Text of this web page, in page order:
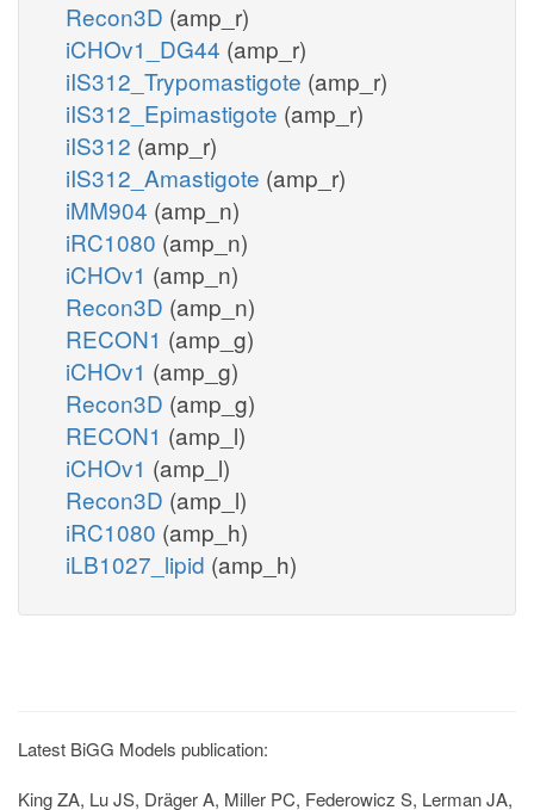
Recon3D (amp_r)
iCHOv1_DG44 (amp_r)
iIS312_Trypomastigote (amp_r)
iIS312_Epimastigote (amp_r)
iIS312 (amp_r)
iIS312_Amastigote (amp_r)
iMM904 (amp_n)
iRC1080 (amp_n)
iCHOv1 (amp_n)
Recon3D (amp_n)
RECON1 (amp_g)
iCHOv1 (amp_g)
Recon3D (amp_g)
RECON1 (amp_l)
iCHOv1 (amp_l)
Recon3D (amp_l)
iRC1080 (amp_h)
iLB1027_lipid (amp_h)
Latest BiGG Models publication:
King ZA, Lu JS, Dräger A, Miller PC, Federowicz S, Lerman JA,